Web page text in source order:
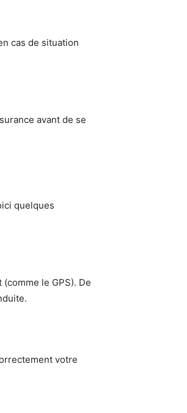
cas de situation
avant de se
quelques
le GPS). De
votre